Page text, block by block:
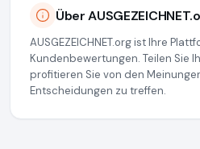
Über
AUSGEZEICHNET.org ist Ihre
Kundenbewertungen. Teilen Sie
profitieren Sie von den
Entscheidungen zu treffen.